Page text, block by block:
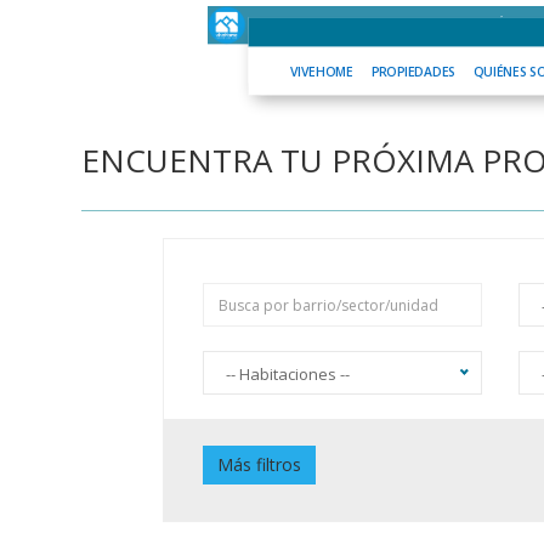
VIVEHOME PROPIEDADES QUIÉNES
ENCUENTRA TU PRÓXIMA
-- Habitaciones --
Piscina
Más filtros